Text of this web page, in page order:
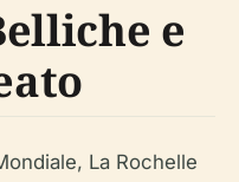
e
La Rochelle